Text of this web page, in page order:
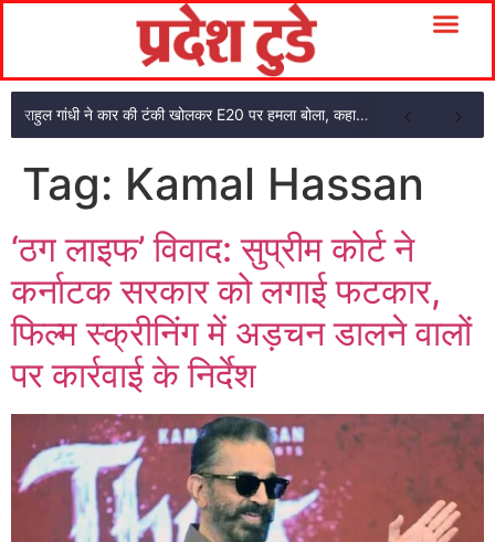
राहुल गांधी ने कार की टंकी खोलकर E20 पर हमला बोला, कहा- पूरी दाल ही काली है
Tag: Kamal Hassan
‘ठग लाइफ’ विवाद: सुप्रीम कोर्ट ने
कर्नाटक सरकार को लगाई फटकार,
फिल्म स्क्रीनिंग में अड़चन डालने वालों
पर कार्रवाई के निर्देश